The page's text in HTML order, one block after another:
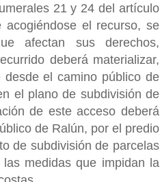
21 y 24 del artículo
el recurso, se
afectan sus derechos,
deberá materializar,
el camino público de
el plano de subdivisión de
de este acceso deberá
de Ralún, por el predio
de subdivisión de parcelas
medidas que impidan la